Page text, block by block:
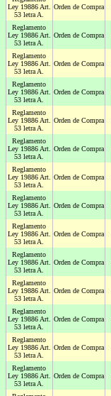
Ley 19886 Art.
53 letra A.
Orden de Compra
Reglamento
Ley 19886 Art.
53 letra A.
Orden de Compra
Reglamento
Ley 19886 Art.
53 letra A.
Orden de Compra
Reglamento
Ley 19886 Art.
53 letra A.
Orden de Compra
Reglamento
Ley 19886 Art.
53 letra A.
Orden de Compra
Reglamento
Ley 19886 Art.
53 letra A.
Orden de Compra
Reglamento
Ley 19886 Art.
53 letra A.
Orden de Compra
Reglamento
Ley 19886 Art.
53 letra A.
Orden de Compra
Reglamento
Ley 19886 Art.
53 letra A.
Orden de Compra
Reglamento
Ley 19886 Art.
53 letra A.
Orden de Compra
Reglamento
Ley 19886 Art.
53 letra A.
Orden de Compra
Reglamento
Ley 19886 Art.
53 letra A.
Orden de Compra
Reglamento
Ley 19886 Art.
53 letra A.
Orden de Compra
Reglamento
Ley 19886 Art.
53 letra A.
Orden de Compra